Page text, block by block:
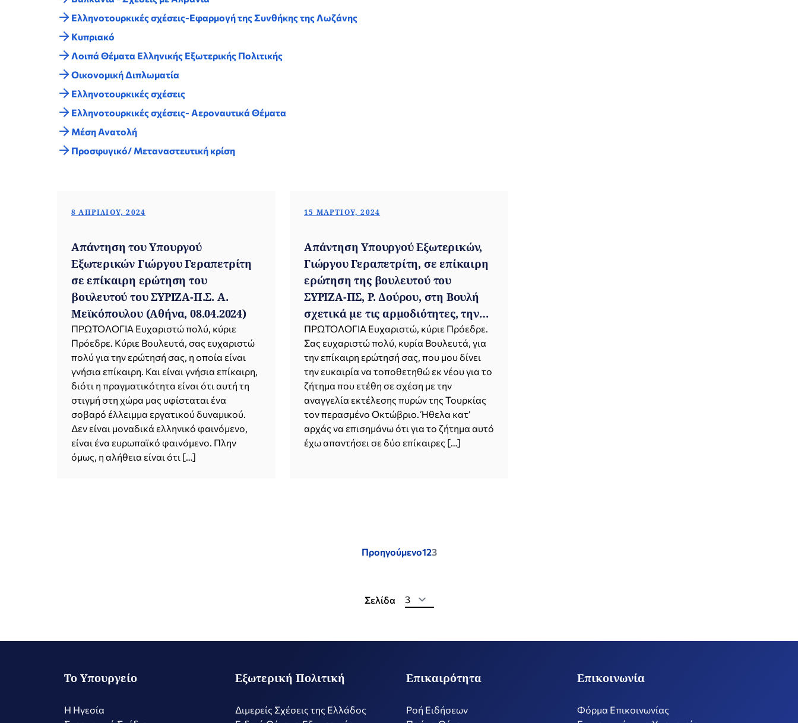
Ελληνοτουρκικές σχέσεις-Εφαρμογή της Συνθήκης της Λωζάνης
Κυπριακό
Λοιπά Θέματα Ελληνικής Εξωτερικής Πολιτικής
Οικονομική Διπλωματία
Ελληνοτουρκικές σχέσεις
Ελληνοτουρκικές σχέσεις- Αεροναυτικά Θέματα
Μέση Ανατολή
Προσφυγικό/ Μεταναστευτική κρίση
8 ΑΠΡΙΛΊΟΥ, 2024
Απάντηση του Υπουργού
Εξωτερικών Γιώργου Γεραπετρίτη
σε επίκαιρη ερώτηση του
βουλευτού του ΣΥΡΙΖΑ-Π.Σ. Α.
Μεϊκόπουλου (Αθήνα, 08.04.2024)
ΠΡΩΤΟΛΟΓΙΑ Ευχαριστώ πολύ, κύριε
Πρόεδρε. Κύριε Βουλευτά, σας ευχαριστώ
πολύ για την ερώτησή σας, η οποία είναι
γνήσια επίκαιρη. Και είναι γνήσια επίκαιρη,
διότι η πραγματικότητα είναι ότι αυτή τη
στιγμή στη χώρα μας υφίσταται ένα
σοβαρό έλλειμμα εργατικού δυναμικού.
Δεν είναι μοναδικά ελληνικό φαινόμενο,
είναι ένα ευρωπαϊκό φαινόμενο. Πλην
όμως, η αλήθεια είναι ότι […]
15 ΜΑΡΤΊΟΥ, 2024
Απάντηση Υπουργού Εξωτερικών,
Γιώργου Γεραπετρίτη, σε επίκαιρη
ερώτηση της βουλευτού του
ΣΥΡΙΖΑ-ΠΣ, Ρ. Δούρου, στη Βουλή
σχετικά με τις αρμοδιότητες, την
κυριαρχία και τα κυριαρχικά
δικαιώματα της Ελλάδας (Αθήνα,
15.03.2024)
ΠΡΩΤΟΛΟΓΙΑ Ευχαριστώ, κύριε Πρόεδρε.
Σας ευχαριστώ πολύ, κυρία Βουλευτά, για
την επίκαιρη ερώτησή σας, που μου δίνει
την ευκαιρία να τοποθετηθώ εκ νέου για το
ζήτημα που ετέθη σε σχέση με την
αναγγελία εκτέλεσης πυρών της Τουρκίας
τον περασμένο Οκτώβριο. Ήθελα κατ’
αρχάς να επισημάνω ότι για το ζήτημα αυτό
έχω απαντήσει σε δύο επίκαιρες […]
Posts
Προηγούμενο123
Σελίδα
Το Υπουργείο
Η Ηγεσία
Εξωτερική Πολιτική
Διμερείς Σχέσεις της Ελλάδος
Επικαιρότητα
Ροή Ειδήσεων
Επικοινωνία
Φόρμα Επικοινωνίας